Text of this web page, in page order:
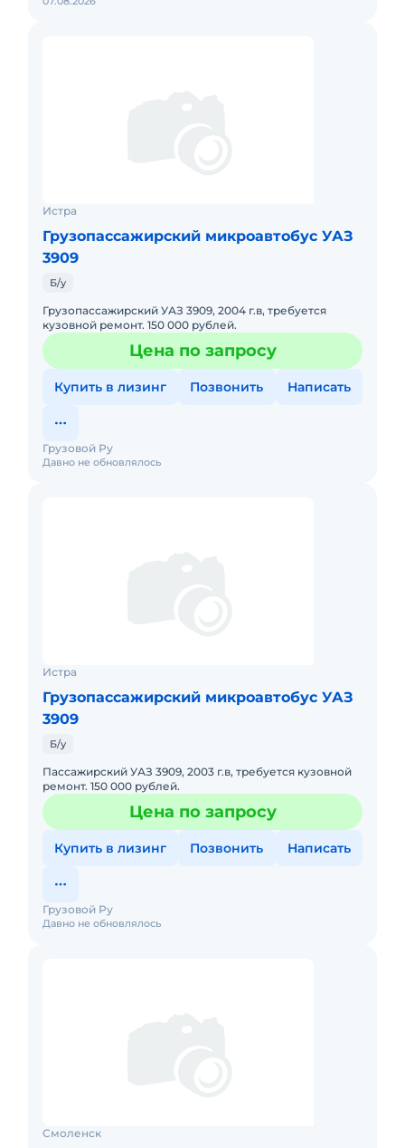
Истра
Грузопассажирский микроавтобус УАЗ
3909
Б/у
Грузопассажирский УАЗ 3909, 2004 г.в, требуется
кузовной ремонт. 150 000 рублей.
Цена по запросу
Купить в лизинг Позвонить Написать
Давно не обновлялось
Грузовой Ру
Истра
Грузопассажирский микроавтобус УАЗ
3909
Б/у
Пассажирский УАЗ 3909, 2003 г.в, требуется кузовной
ремонт. 150 000 рублей.
Цена по запросу
Купить в лизинг Позвонить Написать
Давно не обновлялось
Грузовой Ру
Смоленск